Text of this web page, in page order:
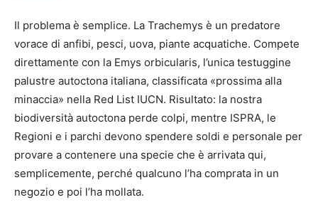
Il problema è semplice. La Trachemys è un predatore
vorace di anfibi, pesci, uova, piante acquatiche. Compete
direttamente con la Emys orbicularis, l’unica testuggine
palustre autoctona italiana, classificata «prossima alla
minaccia» nella Red List IUCN. Risultato: la nostra
biodiversità autoctona perde colpi, mentre ISPRA, le
Regioni e i parchi devono spendere soldi e personale per
provare a contenere una specie che è arrivata qui,
semplicemente, perché qualcuno l’ha comprata in un
negozio e poi l’ha mollata.